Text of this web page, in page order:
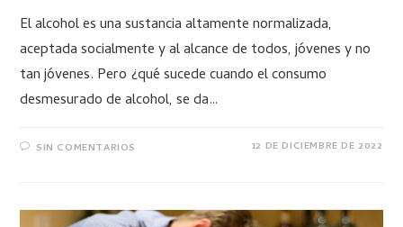
El alcohol es una sustancia altamente normalizada,
aceptada socialmente y al alcance de todos, jóvenes y no
tan jóvenes. Pero ¿qué sucede cuando el consumo
desmesurado de alcohol, se da…
SIN COMENTARIOS 12 DE DICIEMBRE DE 2022